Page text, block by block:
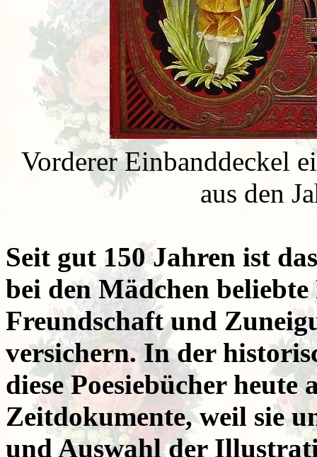
Vorderer Einbanddeckel
aus den
Seit gut 150 Jahren ist
bei den Mädchen
Freundschaft und
versichern. In der
diese Poesiebücher heute
Zeitdokumente, weil sie
und Auswahl der